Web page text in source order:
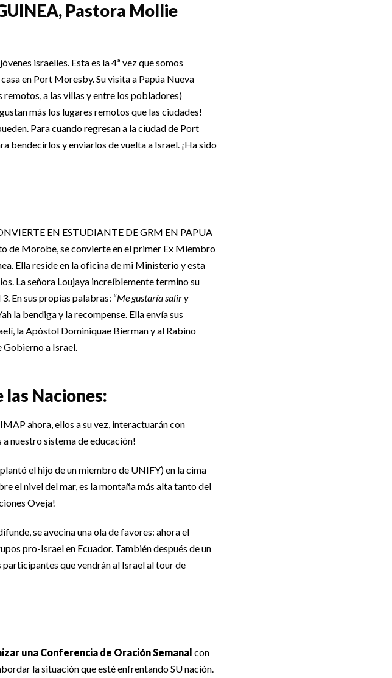
Pastora Mollie
israelíes. Esta es la 4ª vez que somos
en Port Moresby. Su visita a Papúa Nueva
remotos, a las villas y entre los pobladores)
más los lugares remotos que las ciudades!
Para cuando regresan a la ciudad de Port
bendecirlos y enviarlos de vuelta a Israel. ¡Ha sido
EN ESTUDIANTE DE GRM EN PAPUA
de Morobe, se convierte en el primer Ex Miembro
Ella reside en la oficina de mi Ministerio y esta
La señora Loujaya increíblemente termino su
En sus propias palabras: “Me gustaría salir y
la bendiga y la recompense. Ella envía sus
la Apóstol Dominiquae Bierman y al Rabino
Gobierno a Israel.
las Naciones:
ahora, ellos a su vez, interactuarán con
nuestro sistema de educación!
el hijo de un miembro de UNIFY) en la cima
el nivel del mar, es la montaña más alta tanto del
Oveja!
se avecina una ola de favores: ahora el
pro-Israel en Ecuador. También después de un
que vendrán al Israel al tour de
una Conferencia de Oración Semanal con
la situación que esté enfrentando SU nación.